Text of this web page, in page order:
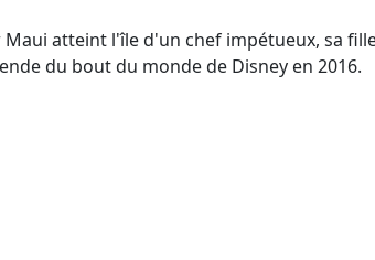
atteint l'île d'un chef impétueux, sa
du bout du monde de Disney en 2016.